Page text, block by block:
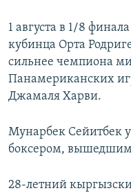
1 августа в 1/8
кубинца Орта
сильнее чемпиона
Панамериканских
Джамаля Харви.
Мунарбек Сейитбек
боксером,
28-летний